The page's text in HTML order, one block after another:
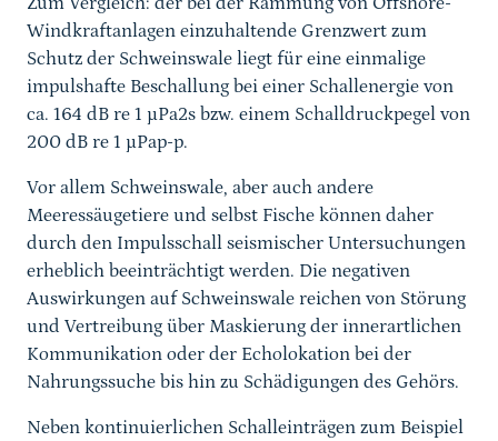
Windkraftanlagen einzuhaltende Grenzwert zum
Schutz der Schweinswale liegt für eine einmalige
impulshafte Beschallung bei einer Schallenergie von
ca. 164 dB re 1 µPa2s bzw. einem Schalldruckpegel von
200 dB re 1 µPap-p.
Vor allem Schweinswale, aber auch andere
Meeressäugetiere und selbst Fische können daher
durch den Impulsschall seismischer Untersuchungen
erheblich beeinträchtigt werden. Die negativen
Auswirkungen auf Schweinswale reichen von Störung
und Vertreibung über Maskierung der innerartlichen
Kommunikation oder der Echolokation bei der
Nahrungssuche bis hin zu Schädigungen des Gehörs.
Neben kontinuierlichen Schalleinträgen zum Beispiel